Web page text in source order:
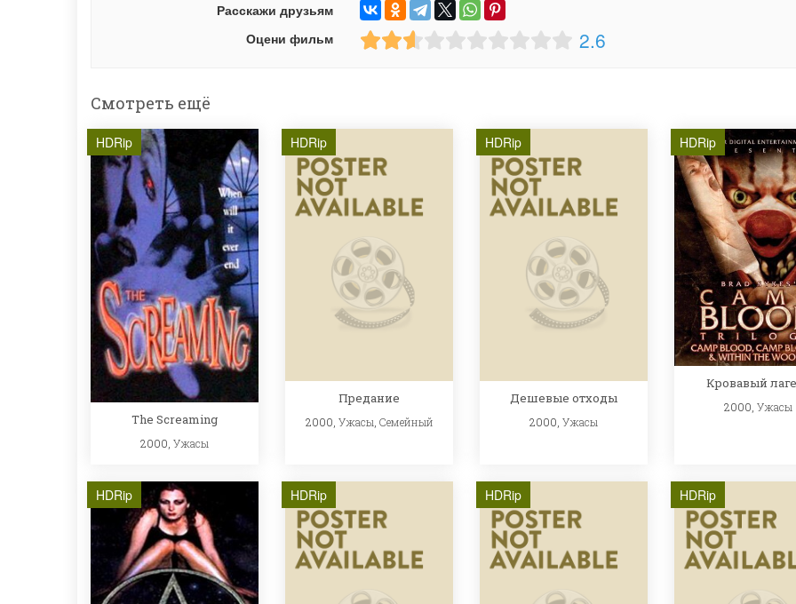
Расскажи друзьям
Оцени фильм
2.6
Смотреть ещё
HDRip
The Screaming
2000, Ужасы
HDRip
Предание
2000, Ужасы Семейный
HDRip
Дешевые отходы
2000, Ужасы
HDRip
Кровавый
2000, Ужасы
HDRip HDRip HDRip HDRip